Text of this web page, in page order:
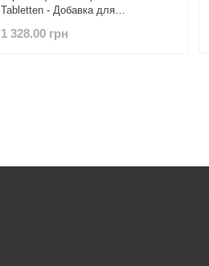
Tabletten - Добавка для
собак 180 г (90 шт.)
1 328.00 грн